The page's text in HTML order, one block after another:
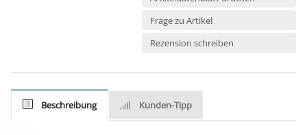
Frage zu Artikel
Rezension schreiben
Beschreibung Kunden-Tipp